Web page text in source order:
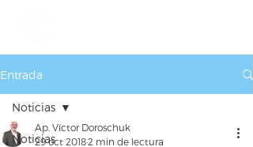
Entrada
Noticias
Noticias
Ap. Víctor Doroschuk
29 oct 20182 min de lectura